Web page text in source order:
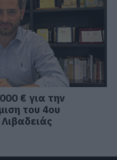
€ για την
του 4ου